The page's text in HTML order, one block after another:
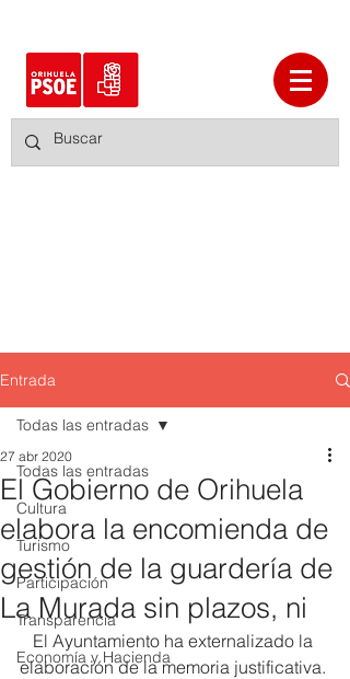
Entrada
Todas las entradas
Cultura
Turismo
Participación
Transparencia
Economía y Hacienda
Todas las entradas
El Gobierno de Orihuela
elabora la encomienda de
gestión de la guardería de
La Murada sin plazos, ni
27 abr 2020
El Ayuntamiento ha externalizado la
elaboración de la memoria justificativa.